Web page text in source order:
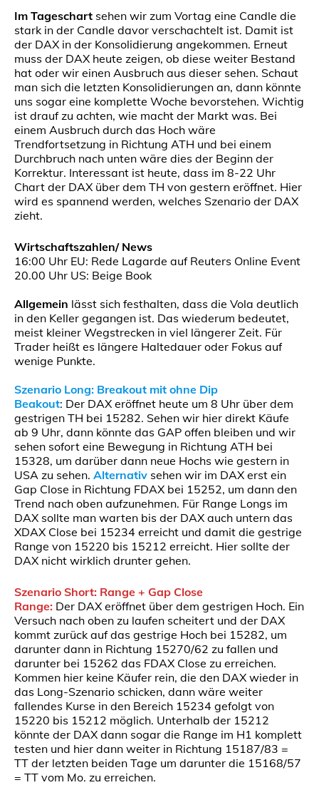
Im Tageschart sehen wir zum Vortag eine Candle die
stark in der Candle davor verschachtelt ist. Damit ist
der DAX in der Konsolidierung angekommen. Erneut
muss der DAX heute zeigen, ob diese weiter Bestand
hat oder wir einen Ausbruch aus dieser sehen. Schaut
man sich die letzten Konsolidierungen an, dann könnte
uns sogar eine komplette Woche bevorstehen. Wichtig
ist drauf zu achten, wie macht der Markt was. Bei
einem Ausbruch durch das Hoch wäre
Trendfortsetzung in Richtung ATH und bei einem
Durchbruch nach unten wäre dies der Beginn der
Korrektur. Interessant ist heute, dass im 8-22 Uhr
Chart der DAX über dem TH von gestern eröffnet. Hier
wird es spannend werden, welches Szenario der DAX
zieht.
Wirtschaftszahlen/ News
16:00 Uhr EU: Rede Lagarde auf Reuters Online Event
20.00 Uhr US: Beige Book
Allgemein lässt sich festhalten, dass die Vola deutlich
in den Keller gegangen ist. Das wiederum bedeutet,
meist kleiner Wegstrecken in viel längerer Zeit. Für
Trader heißt es längere Haltedauer oder Fokus auf
wenige Punkte.
Szenario Long: Breakout mit ohne Dip
Beakout: Der DAX eröffnet heute um 8 Uhr über dem
gestrigen TH bei 15282. Sehen wir hier direkt Käufe
ab 9 Uhr, dann könnte das GAP offen bleiben und wir
sehen sofort eine Bewegung in Richtung ATH bei
15328, um darüber dann neue Hochs wie gestern in
USA zu sehen. Alternativ sehen wir im DAX erst ein
Gap Close in Richtung FDAX bei 15252, um dann den
Trend nach oben aufzunehmen. Für Range Longs im
DAX sollte man warten bis der DAX auch untern das
XDAX Close bei 15234 erreicht und damit die gestrige
Range von 15220 bis 15212 erreicht. Hier sollte der
DAX nicht wirklich drunter gehen.
Szenario Short: Range + Gap Close
Range: Der DAX eröffnet über dem gestrigen Hoch. Ein
Versuch nach oben zu laufen scheitert und der DAX
kommt zurück auf das gestrige Hoch bei 15282, um
darunter dann in Richtung 15270/62 zu fallen und
darunter bei 15262 das FDAX Close zu erreichen.
Kommen hier keine Käufer rein, die den DAX wieder in
das Long-Szenario schicken, dann wäre weiter
fallendes Kurse in den Bereich 15234 gefolgt von
15220 bis 15212 möglich. Unterhalb der 15212
könnte der DAX dann sogar die Range im H1 komplett
testen und hier dann weiter in Richtung 15187/83 =
TT der letzten beiden Tage um darunter die 15168/57
= TT vom Mo. zu erreichen.